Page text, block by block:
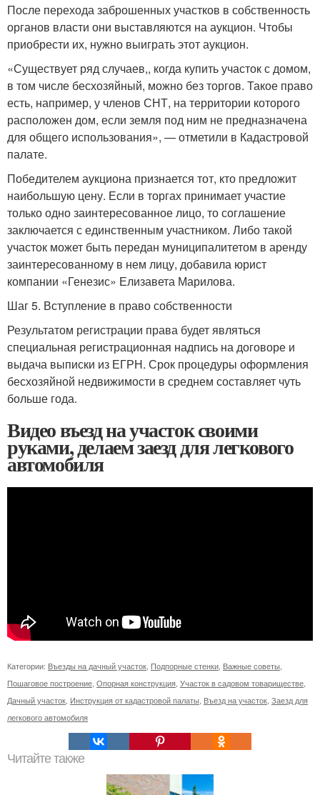
После перехода заброшенных участков в собственность
органов власти они выставляются на аукцион. Чтобы
приобрести их, нужно выиграть этот аукцион.
«Существует ряд случаев,, когда купить участок с домом,
в том числе бесхозяйный, можно без торгов. Такое право
есть, например, у членов СНТ, на территории которого
расположен дом, если земля под ним не предназначена
для общего использования», — отметили в Кадастровой
палате.
Победителем аукциона признается тот, кто предложит
наибольшую цену. Если в торгах принимает участие
только одно заинтересованное лицо, то соглашение
заключается с единственным участником. Либо такой
участок может быть передан муниципалитетом в аренду
заинтересованному в нем лицу, добавила юрист
компании «Генезис» Елизавета Марилова.
Шаг 5. Вступление в право собственности
Результатом регистрации права будет являться
специальная регистрационная надпись на договоре и
выдача выписки из ЕГРН. Срок процедуры оформления
бесхозяйной недвижимости в среднем составляет чуть
больше года.
Видео въезд на участок своими
руками, делаем заезд для легкового
автомобиля
Категории: Въезды на дачный участок Подпорные стенки Важные советы
Пошаговое построение Опорная конструкция Участок в садовом товариществе
Дачный участок Инструкция от кадастровой палаты Въезд на участок Заезд для
легкового автомобиля
Читайте также